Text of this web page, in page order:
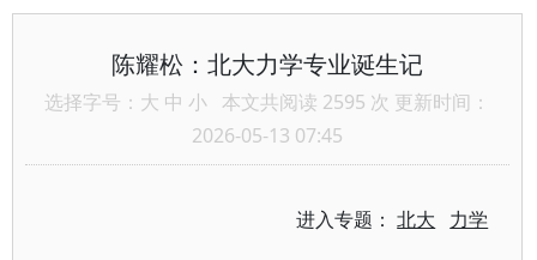
陈耀松：北大力学专业诞生记
选择字号： 大 中 小 本文共阅读 2595 次 更新时间：
2026-05-13 07:45
进入专题：北大 力学